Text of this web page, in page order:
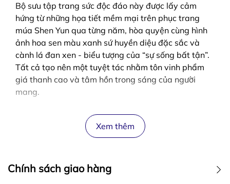
Bộ sưu tập trang sức độc đáo này được lấy cảm
hứng từ những họa tiết mềm mại trên phục trang
múa Shen Yun qua từng năm, hòa quyện cùng hình
ảnh hoa sen màu xanh sứ huyền diệu đặc sắc và
cành lá đan xen - biểu tượng của “sự sống bất tận”.
Tất cả tạo nên một tuyệt tác nhằm tôn vinh phẩm
giá thanh cao và tâm hồn trong sáng của người
mang.
Xem thêm
Chính sách giao hàng